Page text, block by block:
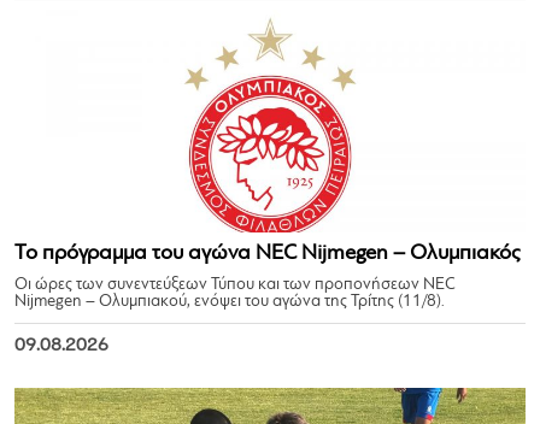
Το πρόγραμμα του αγώνα NEC Nijmegen – Ολυμπιακός
Οι ώρες των συνεντεύξεων Τύπου και των προπονήσεων NEC
Nijmegen – Ολυμπιακού, ενόψει του αγώνα της Τρίτης (11/8).
09.08.2026